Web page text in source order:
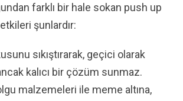
farklı bir hale sokan push up
şunlardır:
sıkıştırarak, geçici olarak
kalıcı bir çözüm sunmaz.
malzemeleri ile meme altına,